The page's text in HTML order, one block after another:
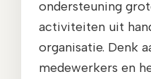
ondersteuning
activiteiten uit
organisatie. Denk
medewerkers en